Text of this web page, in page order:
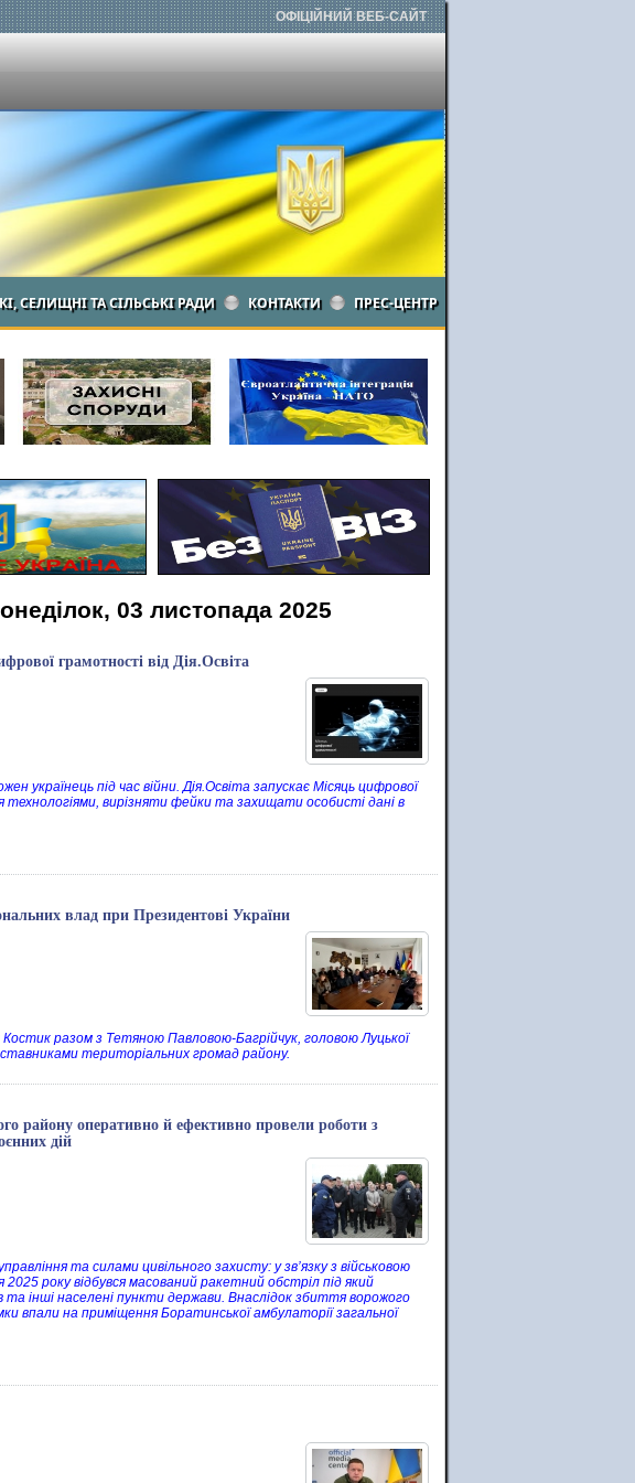
ОФІЦІЙНИЙ ВЕБ-САЙТ
СЕЛИЩНІ ТА СІЛЬСЬКІ РАДИ КОНТАКТИ ПРЕС-ЦЕНТР
03 листопада 2025
грамотності від Дія.Освіта
українець під час війни. Дія.Освіта запускає Місяць цифрової
вирізняти фейки та захищати особисті дані в
влад при Президентові України
Костик разом з Тетяною Павловою-Багрійчук, головою Луцької
територіальних громад району.
району оперативно й ефективно провели роботи з
дій
та силами цивільного захисту: у зв’язку з військовою
року відбувся масований ракетний обстріл під який
інші населені пункти держави. Внаслідок збиття ворожого
впали на приміщення Боратинської амбулаторії загальної